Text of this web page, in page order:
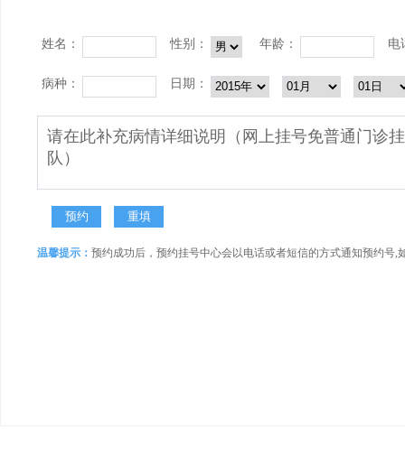
姓名： 性别： 年龄： 电
病种： 日期：
温馨提示： 预约成功后，预约挂号中心会以电话或者短信的方式通知预约号,